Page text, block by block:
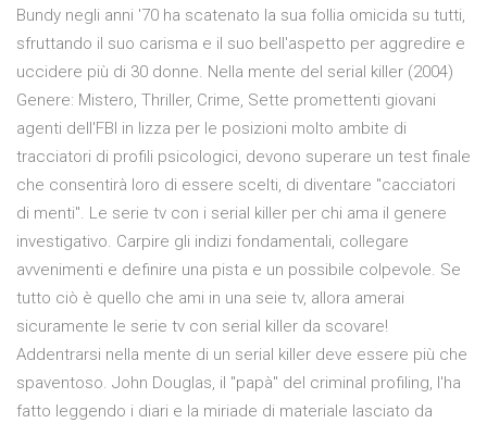
Bundy negli anni '70 ha scatenato la sua follia omicida su tutti,
sfruttando il suo carisma e il suo bell'aspetto per aggredire e
uccidere più di 30 donne. Nella mente del serial killer (2004)
Genere: Mistero, Thriller, Crime, Sette promettenti giovani
agenti dell'FBI in lizza per le posizioni molto ambite di
tracciatori di profili psicologici, devono superare un test finale
che consentirà loro di essere scelti, di diventare "cacciatori
di menti". Le serie tv con i serial killer per chi ama il genere
investigativo. Carpire gli indizi fondamentali, collegare
avvenimenti e definire una pista e un possibile colpevole. Se
tutto ciò è quello che ami in una seie tv, allora amerai
sicuramente le serie tv con serial killer da scovare!
Addentrarsi nella mente di un serial killer deve essere più che
spaventoso. John Douglas, il "papà" del criminal profiling, l'ha
fatto leggendo i diari e la miriade di materiale lasciato da